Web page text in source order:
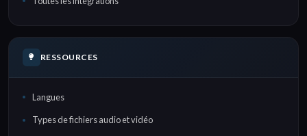
RESSOURCES
Langues
Types de fichiers audio et vidéo